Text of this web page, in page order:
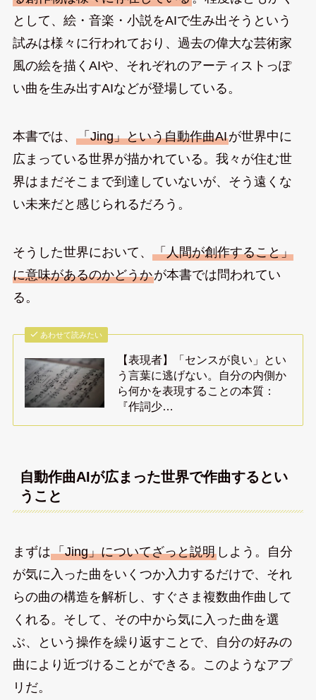
として、絵・音楽・小説をAIで生み出そうという
試みは様々に行われており、過去の偉大な芸術家
風の絵を描くAIや、それぞれのアーティストっぽ
い曲を生み出すAIなどが登場している。
本書では、 「Jing」という自動作曲AIが世界中に
広まっている世界が描かれている。我々が住む世
界はまだそこまで到達していないが、そう遠くな
い未来だと感じられるだろう。
そうした世界において、 「人間が創作すること」
に意味があるのかどうかが本書では問われてい
る。
あわせて読みたい
【表現者】「センスが良い」とい
う言葉に逃げない。自分の内側か
ら何かを表現することの本質：
『作詞少…
自動作曲AIが広まった世界で作曲するとい
うこと
まずは「Jing」についてざっと説明しよう。自分
が気に入った曲をいくつか入力するだけで、それ
らの曲の構造を解析し、すぐさま複数曲作曲して
くれる。そして、その中から気に入った曲を選
ぶ、という操作を繰り返すことで、自分の好みの
曲により近づけることができる。このようなアプ
リだ。